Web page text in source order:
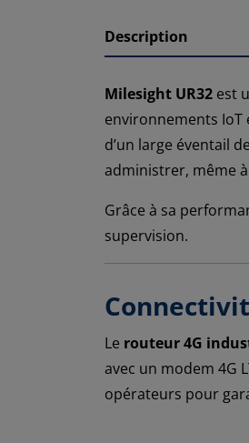
Description
Milesight UR32 est
environnements IoT
d’un large éventail
administrer, même
Grâce à sa
supervision.
Le routeur 4G
avec un modem 4G
opérateurs pour